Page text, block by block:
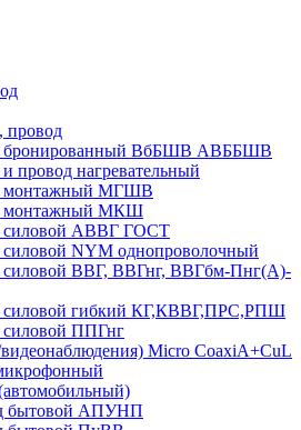
провод
бронированный ВбБШВ АВББШВ
провод нагревательный
монтажный МГШВ
монтажный МКШ
силовой АВВГ ГОСТ
силовой NYM однопроволочный
силовой ВВГ, ВВГнг, ВВГбм-Пнг(А)-
силовой гибкий КГ,КВВГ,ПРС,РПШ
силовой ППГнг
Micro CoaxiA+CuL
бытовой АПУНП